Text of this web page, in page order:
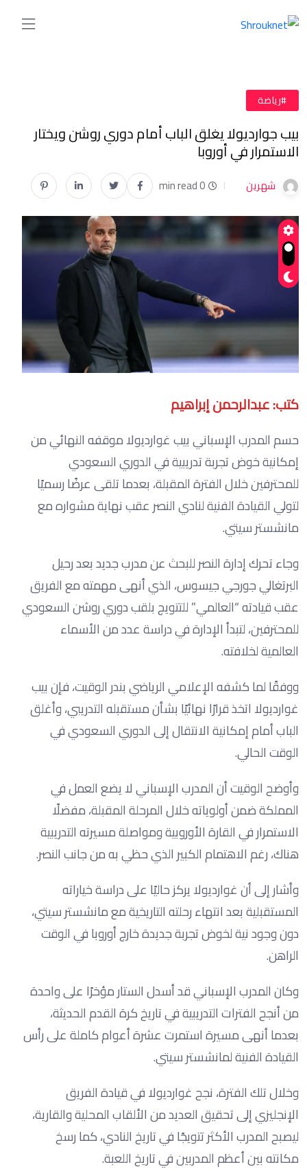
#رياضة
بيب جوارديولا يغلق الباب أمام دوري روشن ويختار
الاستمرار في أوروبا
شهرين 0 min read
كتب: عبدالرحمن إبراهيم
حسم المدرب الإسباني بيب غوارديولا موقفه النهائي من
إمكانية خوض تجربة تدريبية في الدوري السعودي
للمحترفين خلال الفترة المقبلة، بعدما تلقى عرضًا رسميًا
لتولي القيادة الفنية لنادي النصر عقب نهاية مشواره مع
مانشستر سيتي.
وجاء تحرك إدارة النصر للبحث عن مدرب جديد بعد رحيل
البرتغالي جورجي جيسوس، الذي أنهى مهمته مع الفريق
عقب قيادته “العالمي” للتتويج بلقب دوري روشن السعودي
للمحترفين، لتبدأ الإدارة في دراسة عدد من الأسماء
العالمية لخلافته.
ووفقًا لما كشفه الإعلامي الرياضي بندر الوقيت، فإن بيب
غوارديولا اتخذ قرارًا نهائيًا بشأن مستقبله التدريبي، وأغلق
الباب أمام إمكانية الانتقال إلى الدوري السعودي في
الوقت الحالي.
وأوضح الوقيت أن المدرب الإسباني لا يضع العمل في
المملكة ضمن أولوياته خلال المرحلة المقبلة، مفضلًا
الاستمرار في القارة الأوروبية ومواصلة مسيرته التدريبية
هناك، رغم الاهتمام الكبير الذي حظي به من جانب النصر.
وأشار إلى أن غوارديولا يركز حاليًا على دراسة خياراته
المستقبلية بعد انتهاء رحلته التاريخية مع مانشستر سيتي،
دون وجود نية لخوض تجربة جديدة خارج أوروبا في الوقت
الراهن.
وكان المدرب الإسباني قد أسدل الستار مؤخرًا على واحدة
من أنجح الفترات التدريبية في تاريخ كرة القدم الحديثة،
بعدما أنهى مسيرة استمرت عشرة أعوام كاملة على رأس
القيادة الفنية لمانشستر سيتي.
وخلال تلك الفترة، نجح غوارديولا في قيادة الفريق
الإنجليزي إلى تحقيق العديد من الألقاب المحلية والقارية،
ليصبح المدرب الأكثر تتويجًا في تاريخ النادي، كما رسخ
مكانته بين أعظم المدربين في تاريخ اللعبة.